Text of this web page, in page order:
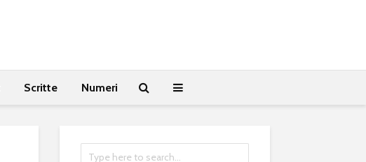
Scritte Numeri